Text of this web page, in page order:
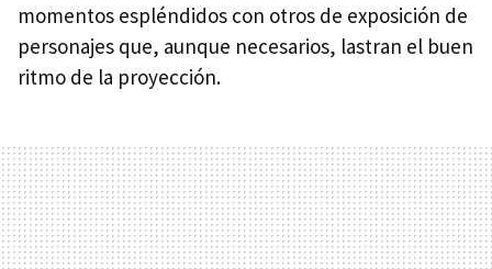
momentos espléndidos con otros de exposición de
personajes que, aunque necesarios, lastran el buen
ritmo de la proyección.